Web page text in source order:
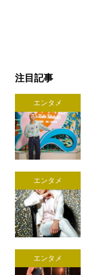
注目記事
エンタメ
エンタメ
エンタメ